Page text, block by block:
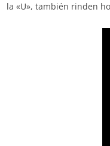
la «U», también rinden